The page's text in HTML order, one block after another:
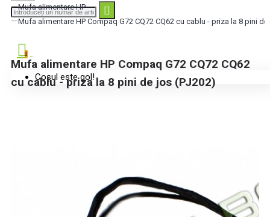
0
Coșul este gol!
Mufa alimentare HP
Mufa alimentare HP Compaq G72 CQ72 CQ62 cu cablu - priza la 8 pini
Mufa alimentare HP Compaq G72 CQ72 CQ62
cu cablu - priza la 8 pini de jos (PJ202)